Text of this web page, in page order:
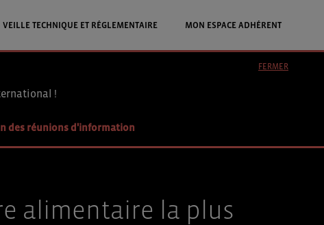
VEILLE TECHNIQUE ET RÉGLEMENTAIRE MON ESPACE ADHÉRENT
!
des réunions d'information
FERMER
alimentaire la plus